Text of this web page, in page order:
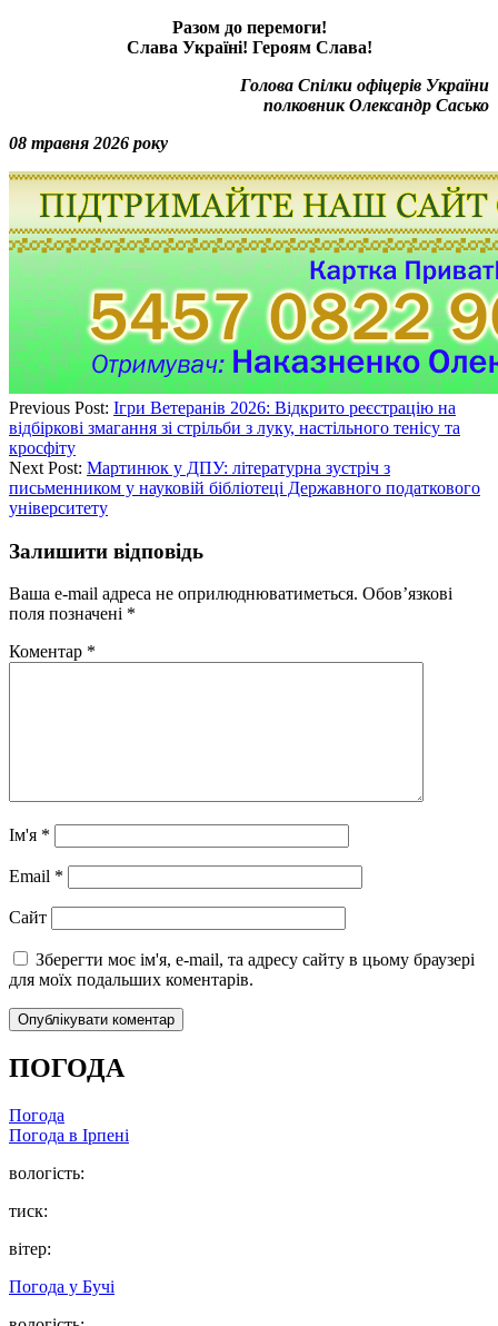
Разом до перемоги!
Слава Україні! Героям Слава!
Голова Спілки офіцерів України
полковник Олександр Сасько
08 травня 2026 року
Previous Post: Ігри Ветеранів 2026: Відкрито реєстрацію на
відбіркові змагання зі стрільби з луку, настільного тенісу та
кросфіту
Next Post: Мартинюк у ДПУ: літературна зустріч з
письменником у науковій бібліотеці Державного податкового
університету
Залишити відповідь
Ваша e-mail адреса не оприлюднюватиметься. Обов’язкові
поля позначені *
Коментар *
Ім'я *
Email *
Сайт
Зберегти моє ім'я, e-mail, та адресу сайту в цьому браузері
для моїх подальших коментарів.
ПОГОДА
Погода
Погода в Ірпені
вологість:
тиск:
вітер:
Погода у Бучі